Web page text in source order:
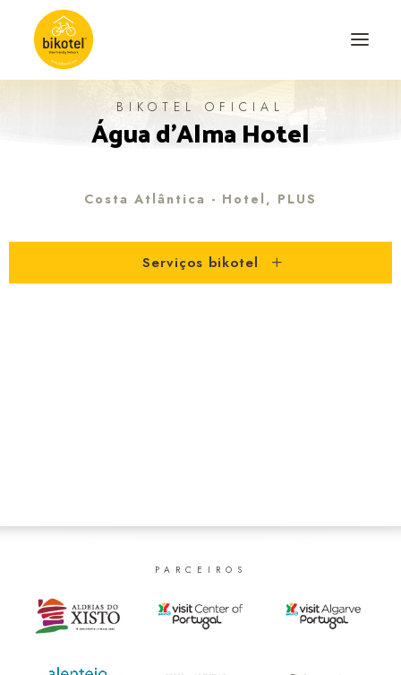
SOBRE NÓS
ALOJAMENTOS
BIKOTEL OFICIAL
Água d'Alma Hotel
Costa Atlântica - Hotel, PLUS
Serviços bikotel
PARCEIROS